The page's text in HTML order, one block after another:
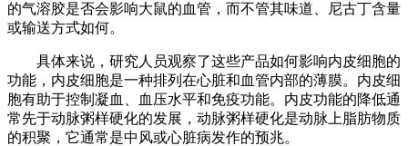
的气溶胶是否会影响大鼠的血管，而不管其味道、尼古丁含量
或输送方式如何。
具体来说，研究人员观察了这些产品如何影响内皮细胞的
功能，内皮细胞是一种排列在心脏和血管内部的薄膜。内皮细
胞有助于控制凝血、血压水平和免疫功能。内皮功能的降低通
常先于动脉粥样硬化的发展，动脉粥样硬化是动脉上脂肪物质
的积聚，它通常是中风或心脏病发作的预兆。